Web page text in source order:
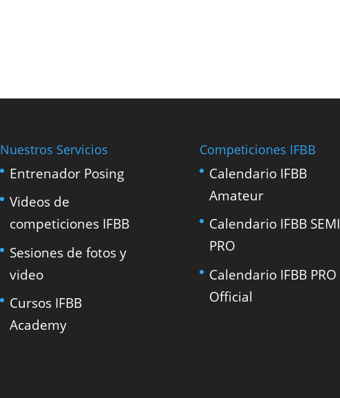
Nuestros Servicios
Entrenador Posing
Videos de
competiciones IFBB
Sesiones de fotos y
video
Cursos IFBB
Academy
Competiciones IFBB
Calendario IFBB
Amateur
Calendario IFBB SEMI
PRO
Calendario IFBB PRO
Official